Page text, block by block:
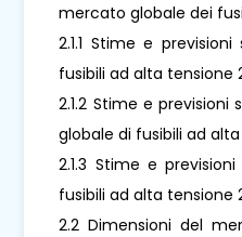
mercato globale dei
2.1.1 Stime e
fusibili ad alta tensione
2.1.2 Stime e
globale di fusibili ad
2.1.3 Stime e
fusibili ad alta tensione
2.2 Dimensioni del